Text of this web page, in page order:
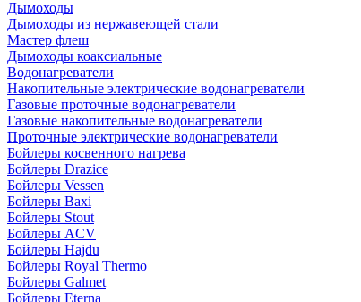
Дымоходы
Дымоходы из нержавеющей стали
Мастер флеш
Дымоходы коаксиальные
Водонагреватели
Накопительные электрические водонагреватели
Газовые проточные водонагреватели
Газовые накопительные водонагреватели
Проточные электрические водонагреватели
Бойлеры косвенного нагрева
Бойлеры Drazice
Бойлеры Vessen
Бойлеры Baxi
Бойлеры Stout
Бойлеры ACV
Бойлеры Hajdu
Бойлеры Royal Thermo
Бойлеры Galmet
Бойлеры Eterna